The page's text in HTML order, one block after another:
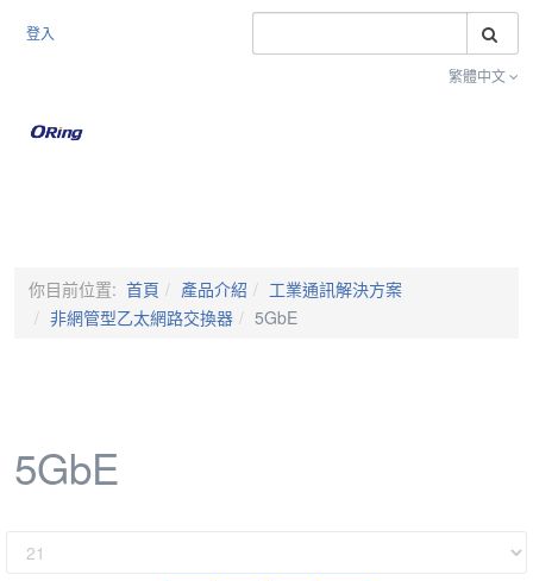
登入
繁體中文
你目前位置: 首頁 產品介紹
工業通訊解決方案
非網管型乙太網路交換器
5GbE
5GbE